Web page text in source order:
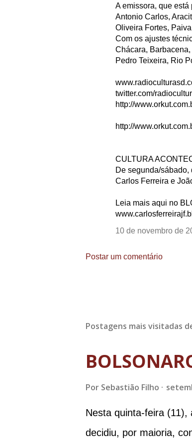
A emissora, que
Antonio Carlos,
Oliveira Fortes,
Com os ajustes
Chácara,
Pedro Teixeira, Rio
twitter.com/
http://
http://
CULTURA
De segunda/
Carlos Ferreira e
Leia mais aqui no
10 de novembro de
Postar um comentário
Postagens mais visitadas
Por Sebastião Filho
Nesta quinta-feira (11),
decidiu, por maioria,